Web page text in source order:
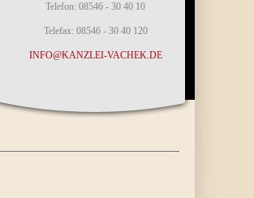
Telefon: 08546 - 30 40 10
Telefax: 08546 - 30 40 120
INFO@KANZLEI-VACHEK.DE